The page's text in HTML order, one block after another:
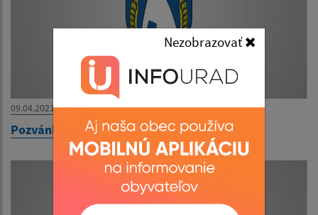
Nezobrazovať
09.04.2021
Pozvánka OZ - Meghívó